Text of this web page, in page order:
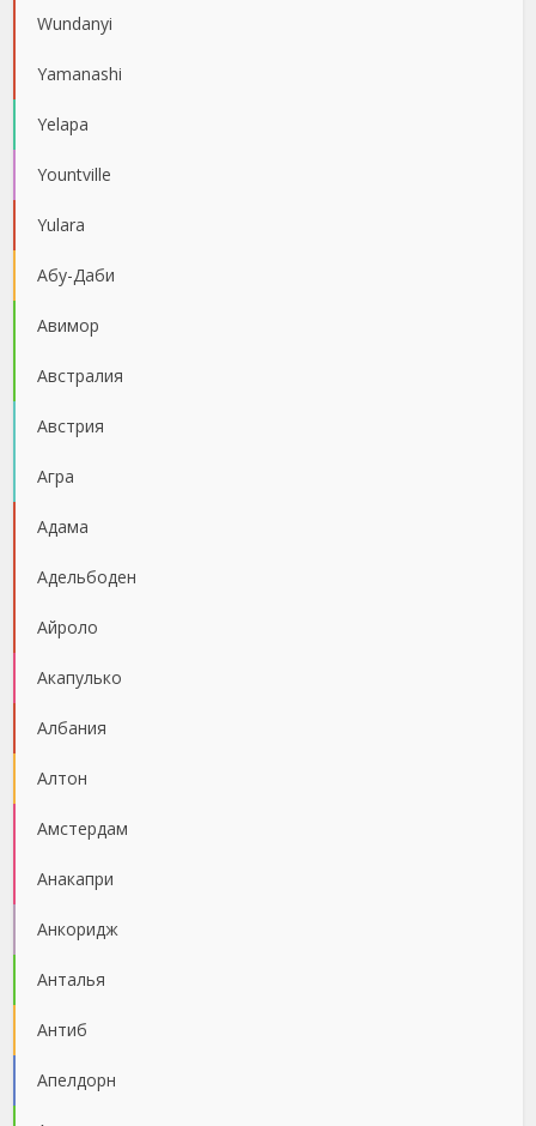
Wundanyi
Yamanashi
Yelapa
Yountville
Yulara
Абу-Даби
Авимор
Австралия
Австрия
Агра
Адама
Адельбоден
Айроло
Акапулько
Албания
Алтон
Амстердам
Анакапри
Анкоридж
Анталья
Антиб
Апелдорн